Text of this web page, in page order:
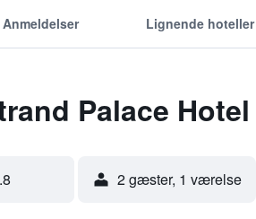
Anmeldelser Lignende hoteller
Palace Hotel
2 gæster, 1 værelse